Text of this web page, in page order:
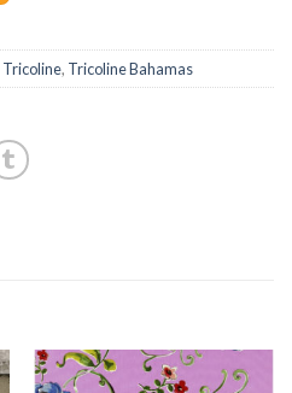
Tricoline, Tricoline Bahamas